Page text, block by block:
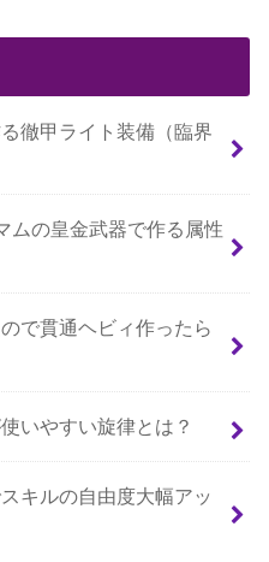
徹甲ライト装備（臨界
ムの皇金武器で作る属性
で貫通ヘビィ作ったら
いやすい旋律とは？
キルの自由度大幅アッ